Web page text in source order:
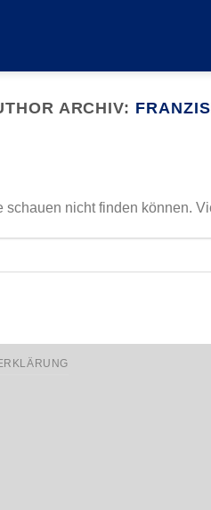
ARCHIV:
schauen nicht finden können.